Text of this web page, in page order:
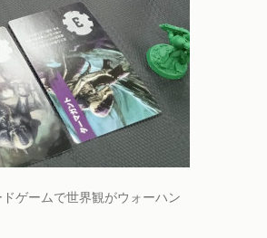
ゲームで世界観がウォーハン